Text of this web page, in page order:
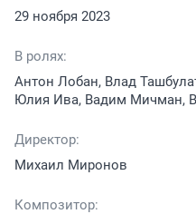
29 ноября 2023
В ролях:
Антон Лобан, Влад
Юлия Ива, Вадим Мичман,
Директор:
Михаил Миронов
Композитор: